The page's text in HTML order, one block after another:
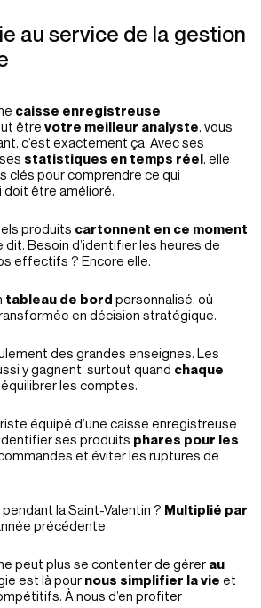
au service de la gestion
caisse enregistreuse
être votre meilleur analyste, vous
c’est exactement ça. Avec ses
statistiques en temps réel, elle
clés pour comprendre ce qui
être amélioré.
produits cartonnent en ce moment
dit. Besoin d’identifier les heures de
effectifs ? Encore elle.
tableau de bord personnalisé, où
en décision stratégique.
des grandes enseignes. Les
y gagnent, surtout quand chaque
les comptes.
équipé d’une caisse enregistreuse
ses produits phares pour les
et éviter les ruptures de
la Saint-Valentin ? Multiplié par
précédente.
ne peut plus se contenter de gérer au
est là pour nous simplifier la vie et
À nous d’en profiter